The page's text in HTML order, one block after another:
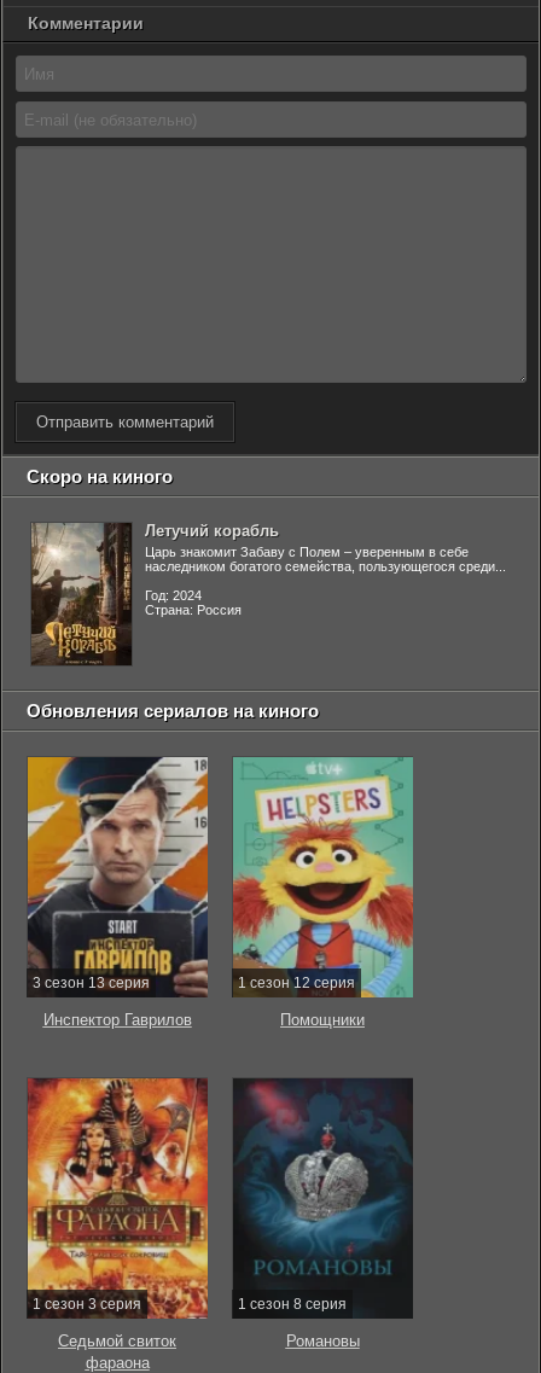
Комментарии
Отправить комментарий
Скоро на киного
Летучий корабль
Царь знакомит Забаву с Полем – уверенным в себе
наследником богатого семейства, пользующегося среди...
Год: 2024
Страна: Россия
Обновления сериалов на киного
3 сезон 13 серия
Инспектор Гаврилов
1 сезон 12 серия
Помощники
1 сезон 3 серия
Седьмой свиток
фараона
1 сезон 8 серия
Романовы